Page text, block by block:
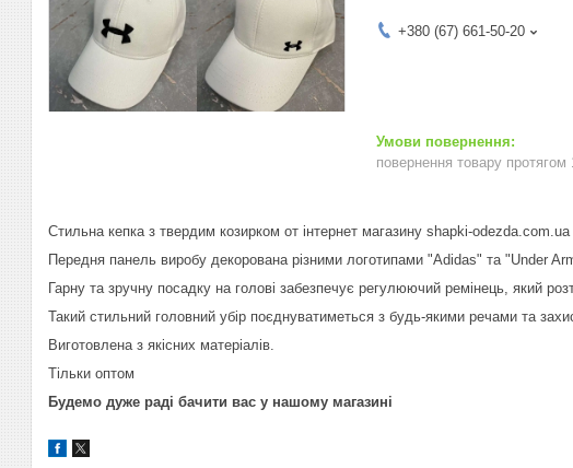
+380 (67) 661-50-20
повернення товару протягом
Стильна кепка з твердим козирком от інтернет магазину shapki-
Передня панель виробу декорована різними логотипами "Adidas" та "Under
Гарну та зручну посадку на голові забезпечує регулюючий ремінець, який
Такий стильний головний убір поєднуватиметься з будь-якими речами та
Виготовлена з якісних матеріалів.
Тільки оптом
Будемо дуже раді бачити вас у нашому магазині